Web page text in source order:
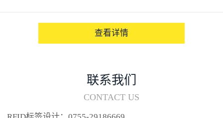
查看详情
联系我们
CONTACT US